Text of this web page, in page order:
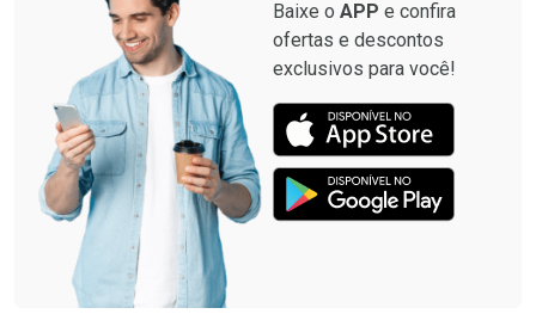
Baixe o APP e confira
ofertas e descontos
exclusivos para você!